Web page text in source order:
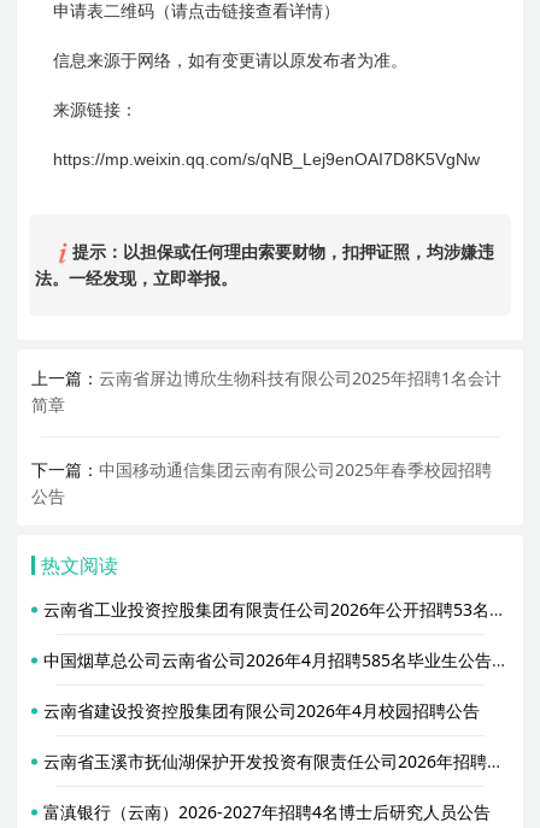
申请表二维码 （请点击链接查看详情）
信息来源于网络，如有变更请以原发布者为准。
来源链接：
https://mp.weixin.qq.com/s/qNB_Lej9enOAI7D8K5VgNw
提示：以担保或任何理由索要财物，扣押证照，均涉嫌违
法。一经发现，立即举报。
上一篇：云南省屏边博欣生物科技有限公司2025年招聘1名会计
简章
下一篇：中国移动通信集团云南有限公司2025年春季校园招聘
公告
热文阅读
云南省工业投资控股集团有限责任公司2026年公开招聘53名工作人员公告（第一批）
中国烟草总公司云南省公司2026年4月招聘585名毕业生公告（第二批）
云南省建设投资控股集团有限公司2026年4月校园招聘公告
云南省玉溪市抚仙湖保护开发投资有限责任公司2026年招聘人才公告
富滇银行（云南）2026-2027年招聘4名博士后研究人员公告